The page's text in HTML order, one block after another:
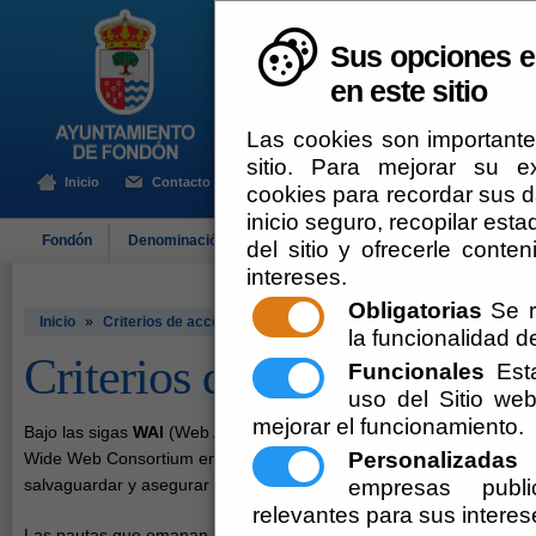
Sus opciones
en este sitio
Las cookies son
sitio. Para mejorar su
cookies para recordar sus
inicio seguro, recopilar
del sitio y ofrecerle
intereses.
Obligatorias Se
la funcionalidad
Funcionales
uso del Sitio
mejorar el funcionamiento.
Personalizadas
empresas
relevantes para sus
Inicio Contacto
Fondón Denominación de Origen El Ayuntamiento Turismo
Inicio » Criterios de accesibilidad
Criterios de accesibilidad
Bajo las sigas WAI (Web Accesibility Initiative) se encuentra la
Wide Web Consortium en cuanto a accesibilidad y buenas
salvaguardar y asegurar la accesibilidad de los contenidos de la